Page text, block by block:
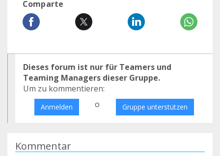
Comparte
Dieses forum ist nur für Teamers und
Teaming Managers dieser Gruppe.
Um zu kommentieren:
Anmelden o Gruppe unterstützen
Kommentar